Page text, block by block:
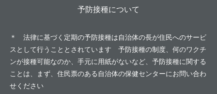
予防接種について
＊ 法律に基づく定期の予防接種は自治体の長が住民へのサービ
スとして行うこととされています 予防接種の制度、何のワクチ
ンが接種可能なのか、手元に用紙がないなど、予防接種に関する
ことは、まず、住民票のある自治体の保健センターにお問い合わ
せください